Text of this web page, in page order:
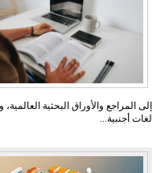
إلى المراجع والأوراق البحثية العالمية،
لغات أجنبية...